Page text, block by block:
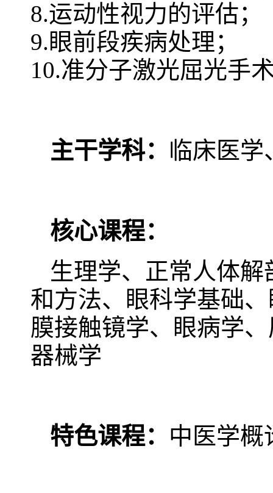
8.运动性视力的评估；
9.眼前段疾病处理；
10.准分子激光屈光手
主干学科： 临床医学
核心课程：
生理学、正常人体
和方法、眼科学基础
膜接触镜学、眼病学
器械学
特色课程： 中医学概